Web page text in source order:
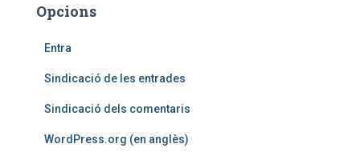
Opcions
Entra
Sindicació de les entrades
Sindicació dels comentaris
WordPress.org (en anglès)